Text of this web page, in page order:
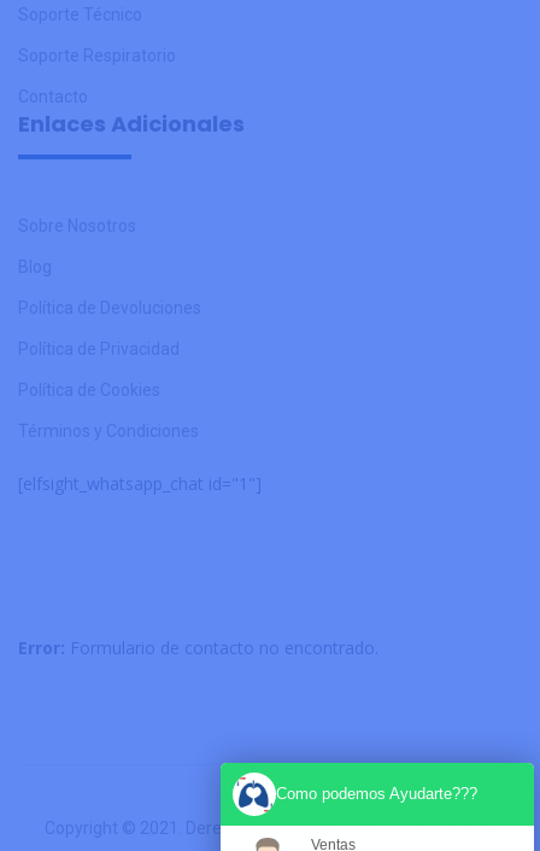
Soporte Técnico
Soporte Respiratorio
Contacto
Enlaces Adicionales
Sobre Nosotros
Blog
Política de Devoluciones
Política de Privacidad
Política de Cookies
Términos y Condiciones
[elfsight_whatsapp_chat id="1"]
Error: Formulario de contacto no encontrado.
Copyright © 2021. Derechos Reservados. Diseñado porSolo
Como podemos Ayudarte???
Ventas